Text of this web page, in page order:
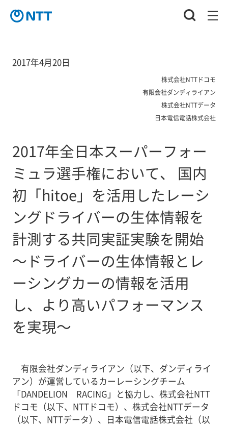
2017年4月20日
株式会社NTTドコモ
有限会社ダンディライアン
株式会社NTTデータ
日本電信電話株式会社
2017年全日本スーパーフォー
ミュラ選手権において、 国内
初「hitoe」を活用したレーシ
ングドライバーの生体情報を
計測する共同実証実験を開始
～ドライバーの生体情報とレ
ーシングカーの情報を活用
し、より高いパフォーマンス
を実現～
有限会社ダンディライアン（以下、ダンディライ
アン）が運営しているカーレーシングチーム
「DANDELION RACING」と協力し、株式会社NTT
ドコモ（以下、NTTドコモ）、株式会社NTTデータ
（以下、NTTデータ）、日本電信電話株式会社（以